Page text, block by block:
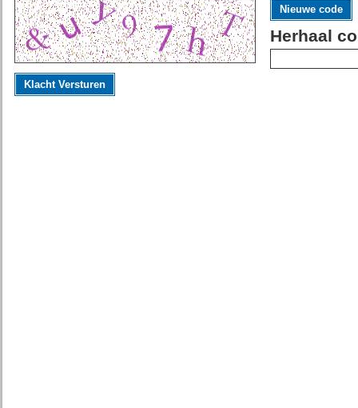
Nieuwe code
Herhaal
Klacht Versturen